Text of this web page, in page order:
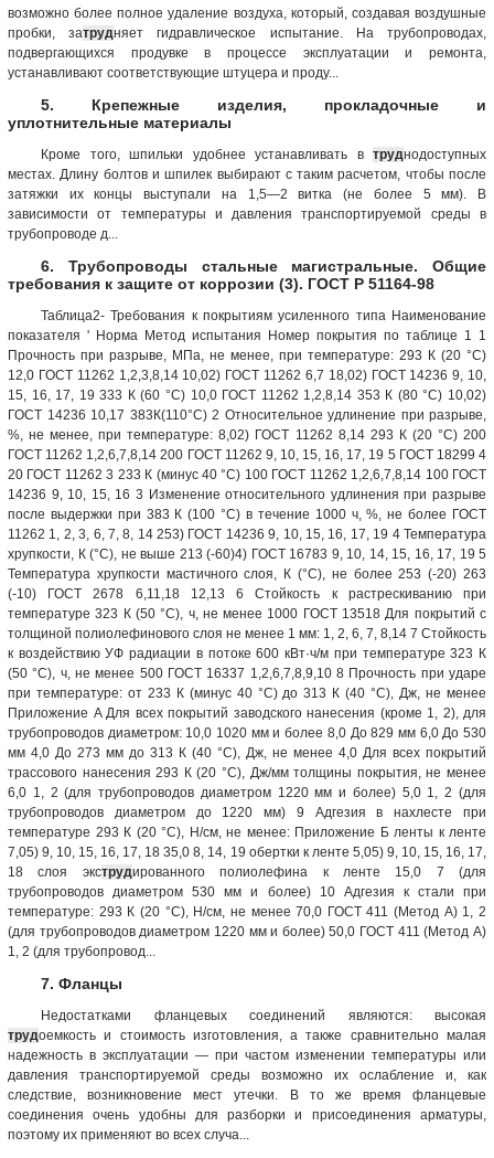
возможно более полное удаление воздуха, который, создавая воздушные
пробки, затрудняет гидравлическое испытание. На трубопроводах,
подвергающихся продувке в процессе эксплуатации и ремонта,
устанавливают соответствующие штуцера и проду...
5. Крепежные изделия, прокладочные и
уплотнительные материалы
Кроме того, шпильки удобнее устанавливать в труднодоступных
местах. Длину болтов и шпилек выбирают с таким расчетом, чтобы после
затяжки их концы выступали на 1,5—2 витка (не более 5 мм). В
зависимости от температуры и давления транспортируемой среды в
трубопроводе д...
6. Трубопроводы стальные магистральные. Общие
требования к защите от коррозии (3). ГОСТ Р 51164-98
Таблица2- Требования к покрытиям усиленного типа Наименование
показателя ' Норма Метод испытания Номер покрытия по таблице 1 1
Прочность при разрыве, МПа, не менее, при температуре: 293 К (20 °С)
12,0 ГОСТ 11262 1,2,3,8,14 10,02) ГОСТ 11262 6,7 18,02) ГОСТ 14236 9, 10,
15, 16, 17, 19 333 К (60 °С) 10,0 ГОСТ 11262 1,2,8,14 353 К (80 °С) 10,02)
ГОСТ 14236 10,17 383К(110°С) 2 Относительное удлинение при разрыве,
%, не менее, при температуре: 8,02) ГОСТ 11262 8,14 293 К (20 °С) 200
ГОСТ 11262 1,2,6,7,8,14 200 ГОСТ 11262 9, 10, 15, 16, 17, 19 5 ГОСТ 18299 4
20 ГОСТ 11262 3 233 К (минус 40 °С) 100 ГОСТ 11262 1,2,6,7,8,14 100 ГОСТ
14236 9, 10, 15, 16 3 Изменение относительного удлинения при разрыве
после выдержки при 383 К (100 °С) в течение 1000 ч, %, не более ГОСТ
11262 1, 2, 3, 6, 7, 8, 14 253) ГОСТ 14236 9, 10, 15, 16, 17, 19 4 Температура
хрупкости, К (°С), не выше 213 (-60)4) ГОСТ 16783 9, 10, 14, 15, 16, 17, 19 5
Температура хрупкости мастичного слоя, К (°С), не более 253 (-20) 263
(-10) ГОСТ 2678 6,11,18 12,13 6 Стойкость к растрескиванию при
температуре 323 К (50 °С), ч, не менее 1000 ГОСТ 13518 Для покрытий с
толщиной полиолефинового слоя не менее 1 мм: 1, 2, 6, 7, 8,14 7 Стойкость
к воздействию УФ радиации в потоке 600 кВт·ч/м при температуре 323 К
(50 °С), ч, не менее 500 ГОСТ 16337 1,2,6,7,8,9,10 8 Прочность при ударе
при температуре: от 233 К (минус 40 °С) до 313 К (40 °С), Дж, не менее
Приложение A Для всех покрытий заводского нанесения (кроме 1, 2), для
трубопроводов диаметром: 10,0 1020 мм и более 8,0 До 829 мм 6,0 До 530
мм 4,0 До 273 мм до 313 К (40 °С), Дж, не менее 4,0 Для всех покрытий
трассового нанесения 293 К (20 °С), Дж/мм толщины покрытия, не менее
6,0 1, 2 (для трубопроводов диаметром 1220 мм и более) 5,0 1, 2 (для
трубопроводов диаметром до 1220 мм) 9 Адгезия в нахлесте при
температуре 293 К (20 °С), Н/см, не менее: Приложение Б ленты к ленте
7,05) 9, 10, 15, 16, 17, 18 35,0 8, 14, 19 обертки к ленте 5,05) 9, 10, 15, 16, 17,
18 слоя экструдированного полиолефина к ленте 15,0 7 (для
трубопроводов диаметром 530 мм и более) 10 Адгезия к стали при
температуре: 293 К (20 °С), Н/см, не менее 70,0 ГОСТ 411 (Метод А) 1, 2
(для трубопроводов диаметром 1220 мм и более) 50,0 ГОСТ 411 (Метод A)
1, 2 (для трубопровод...
7. Фланцы
Недостатками фланцевых соединений являются: высокая
трудоемкость и стоимость изготовления, а также сравнительно малая
надежность в эксплуатации — при частом изменении температуры или
давления транспортируемой среды возможно их ослабление и, как
следствие, возникновение мест утечки. В то же время фланцевые
соединения очень удобны для разборки и присоединения арматуры,
поэтому их применяют во всех случа...